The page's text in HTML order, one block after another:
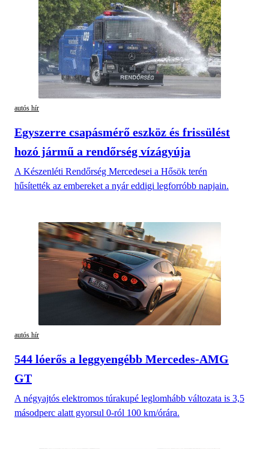
autós hír
Egyszerre csapásmérő eszköz és frissülést
hozó jármű a rendőrség vízágyúja
A Készenléti Rendőrség Mercedesei a Hősök terén
hűsítették az embereket a nyár eddigi legforróbb napjain.
autós hír
544 lóerős a leggyengébb Mercedes-AMG
GT
A négyajtós elektromos túrakupé leglomhább változata is 3,5
másodperc alatt gyorsul 0-ról 100 km/órára.